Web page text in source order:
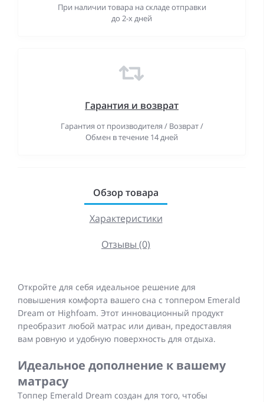
При наличии товара на складе отправки
до 2-х дней
Гарантия и возврат
Гарантия от производителя / Возврат /
Обмен в течение 14 дней
Обзор товара
Характеристики
Отзывы (0)
Откройте для себя идеальное решение для
повышения комфорта вашего сна с топпером Emerald
Dream от Highfoam. Этот инновационный продукт
преобразит любой матрас или диван, предоставляя
вам ровную и удобную поверхность для отдыха.
Идеальное дополнение к вашему
матрасу
Топпер Emerald Dream создан для того, чтобы